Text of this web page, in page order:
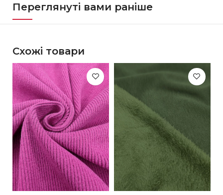
Переглянуті вами раніше
Схожі товари